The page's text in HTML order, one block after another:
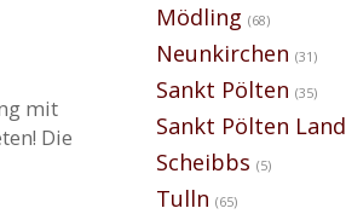
mit
Die
Mödling (68)
Neunkirchen (31)
Sankt Pölten (35)
Sankt Pölten Land
Scheibbs (5)
Tulln (65)